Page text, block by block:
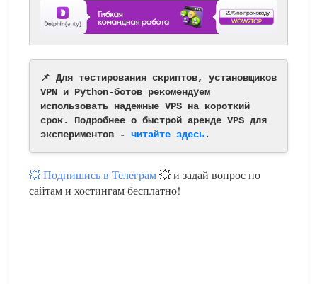
📌 Для тестирования скриптов, установщиков
VPN и Python-ботов рекомендуем
использовать надежные VPS на короткий
срок. Подробнее о быстрой аренде VPS для
экспериментов - читайте здесь.
💥 Подпишись в Телеграм💥 и задай вопрос по
сайтам и хостингам бесплатно!